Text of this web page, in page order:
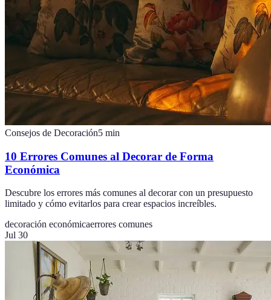
Consejos de Decoración5 min
10 Errores Comunes al Decorar de Forma
Económica
Descubre los errores más comunes al decorar con un presupuesto
limitado y cómo evitarlos para crear espacios increíbles.
decoración económicaerrores comunes
Jul 30